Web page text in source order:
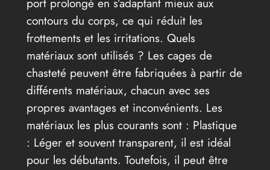
contours du corps, ce qui réduit les
frottements et les irritations. Quels
matériaux sont utilisés ? Les cages de
chasteté peuvent être fabriquées à partir de
différents matériaux, chacun avec ses
propres avantages et inconvénients. Les
matériaux les plus courants sont : Plastique
: Léger et souvent transparent, il est idéal
pour les débutants. Toutefois, il peut être